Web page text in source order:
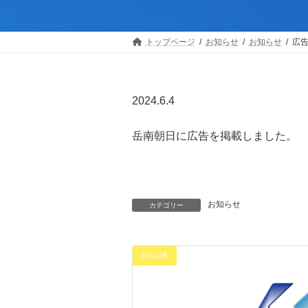
トップページ お知らせ お知らせ 広
2024.6.4
岳南朝日に広告を掲載しました。
カテゴリー お知らせ
前の記事